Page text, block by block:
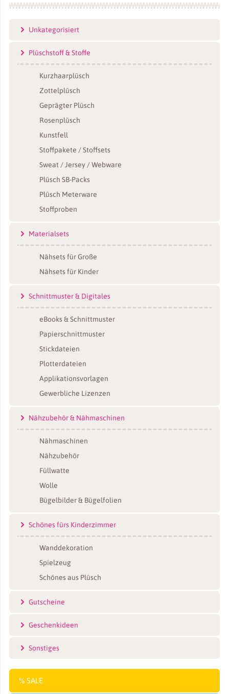
Unkategorisiert
Plüschstoff & Stoffe
Kurzhaarplüsch
Zottelplüsch
Geprägter Plüsch
Rosenplüsch
Kunstfell
Stoffpakete / Stoffsets
Sweat / Jersey / Webware
Plüsch SB-Packs
Plüsch Meterware
Stoffproben
Materialsets
Nähsets für Große
Nähsets für Kinder
Schnittmuster & Digitales
eBooks & Schnittmuster
Papierschnittmuster
Stickdateien
Plotterdateien
Applikationsvorlagen
Gewerbliche Lizenzen
Nähzubehör & Nähmaschinen
Nähmaschinen
Nähzubehör
Füllwatte
Wolle
Bügelbilder & Bügelfolien
Schönes fürs Kinderzimmer
Wanddekoration
Spielzeug
Schönes aus Plüsch
Gutscheine
Geschenkideen
Sonstiges
SALE